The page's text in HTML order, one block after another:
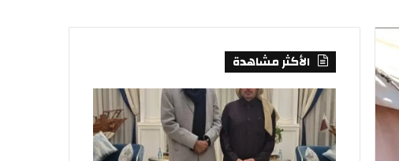
الأكثر مشاهدة